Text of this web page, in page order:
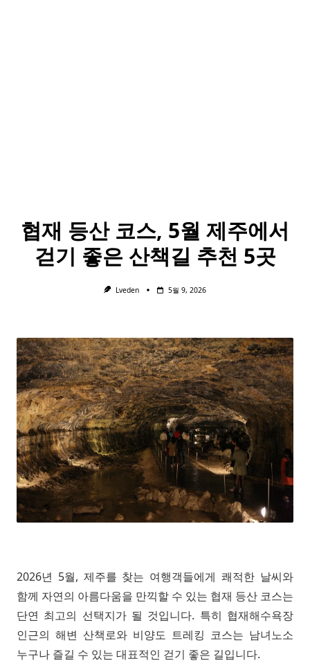
협재 등산 코스, 5월 제주에서
걷기 좋은 산책길 추천 5곳
Lveden 5월 9, 2026
2026년 5월, 제주를 찾는 여행객들에게 쾌적한 날씨와
함께 자연의 아름다움을 만끽할 수 있는 협재 등산 코스는
단연 최고의 선택지가 될 것입니다. 특히 협재해수욕장
인근의 해변 산책로와 비양도 트레킹 코스는 남녀노소
누구나 즐길 수 있는 대표적인 걷기 좋은 길입니다.